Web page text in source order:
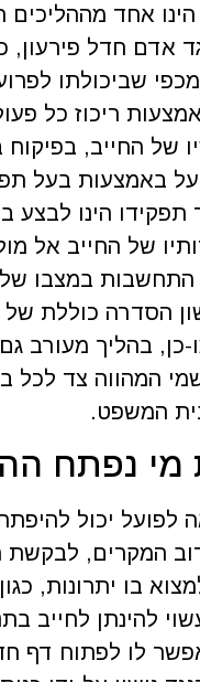
אחד מההליכים
אדם חדל פירעון,
שביכולתו
ריכוז כל
של החייב,
באמצעות בעל
תפקידו הינו לבצע
של החייב אל
התחשבות במצבו של
הסדרה כוללת של
כן, בהליך מעורב
המהווה צד לכל
המשפט.
נפתח
לפועל יכול
המקרים, לבקשת
בו יתרונות,
להינתן לחייב
לו לפתוח דף